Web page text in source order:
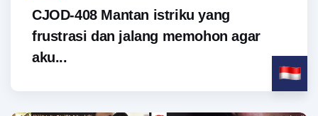
CJOD-408 Mantan istriku yang
frustrasi dan jalang memohon agar
aku...